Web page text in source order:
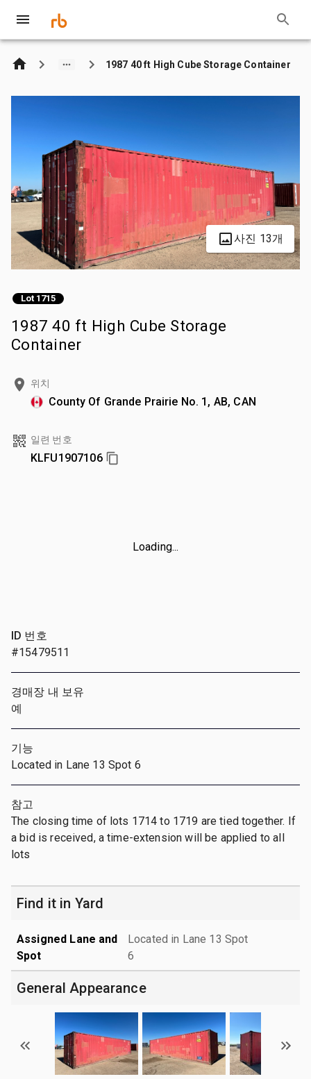
1987 40 ft High Cube Storage Container
사진 13개
Lot 1715
1987 40 ft High Cube Storage
Container
위치
County Of Grande Prairie No. 1, AB, CAN
일련 번호
KLFU1907106
Loading...
ID 번호
#15479511
경매장 내 보유
예
기능
Located in Lane 13 Spot 6
참고
The closing time of lots 1714 to 1719 are tied together. If
a bid is received, a time-extension will be applied to all
lots
Find it in Yard
Assigned Lane and
Spot
Located in Lane 13 Spot
6
General Appearance